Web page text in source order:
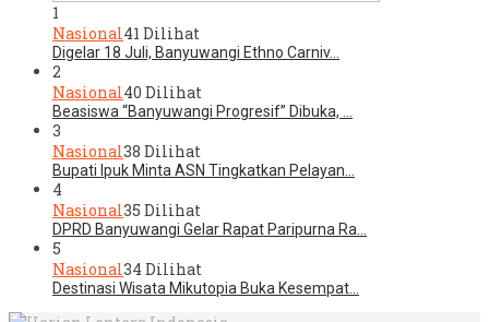
1
Nasional41 Dilihat
Digelar 18 Juli, Banyuwangi Ethno Carniv…
2
Nasional40 Dilihat
Beasiswa “Banyuwangi Progresif” Dibuka, …
3
Nasional38 Dilihat
Bupati Ipuk Minta ASN Tingkatkan Pelayan…
4
Nasional35 Dilihat
DPRD Banyuwangi Gelar Rapat Paripurna Ra…
5
Nasional34 Dilihat
Destinasi Wisata Mikutopia Buka Kesempat…